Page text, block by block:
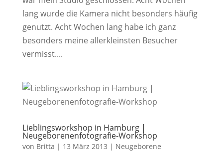
lang wurde die Kamera nicht besonders häufig
genutzt. Acht Wochen lang habe ich ganz
besonders meine allerkleinsten Besucher
vermisst....
Lieblingsworkshop in Hamburg |
Neugeborenenfotografie-Workshop
von Britta | 13 März 2013 | Neugeborene